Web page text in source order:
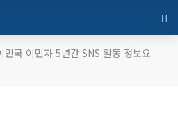
민국 이민자 5년간 SNS 활동 정보요